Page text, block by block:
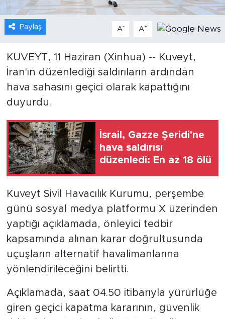
Paylaş A- A+
KUVEYT, 11 Haziran (Xinhua) -- Kuveyt,
İran'ın düzenlediği saldırıların ardından
hava sahasını geçici olarak kapattığını
duyurdu.
İsrail, Gazze Şeridi'ne
hava saldırısı
düzenledi: En az 18 ölü
Kuveyt Sivil Havacılık Kurumu, perşembe
günü sosyal medya platformu X üzerinden
yaptığı açıklamada, önleyici tedbir
kapsamında alınan karar doğrultusunda
uçuşların alternatif havalimanlarına
yönlendirileceğini belirtti.
Açıklamada, saat 04.50 itibarıyla yürürlüğe
giren geçici kapatma kararının, güvenlik
Foto Haber
Xinhua Türkiye
Seyahat